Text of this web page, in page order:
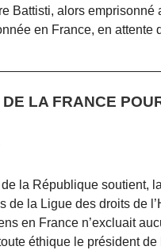
Battisti, alors emprisonné
en France, en attente
LA FRANCE
la République soutient,
de la Ligue des droits de
en France n’excluait
éthique le président